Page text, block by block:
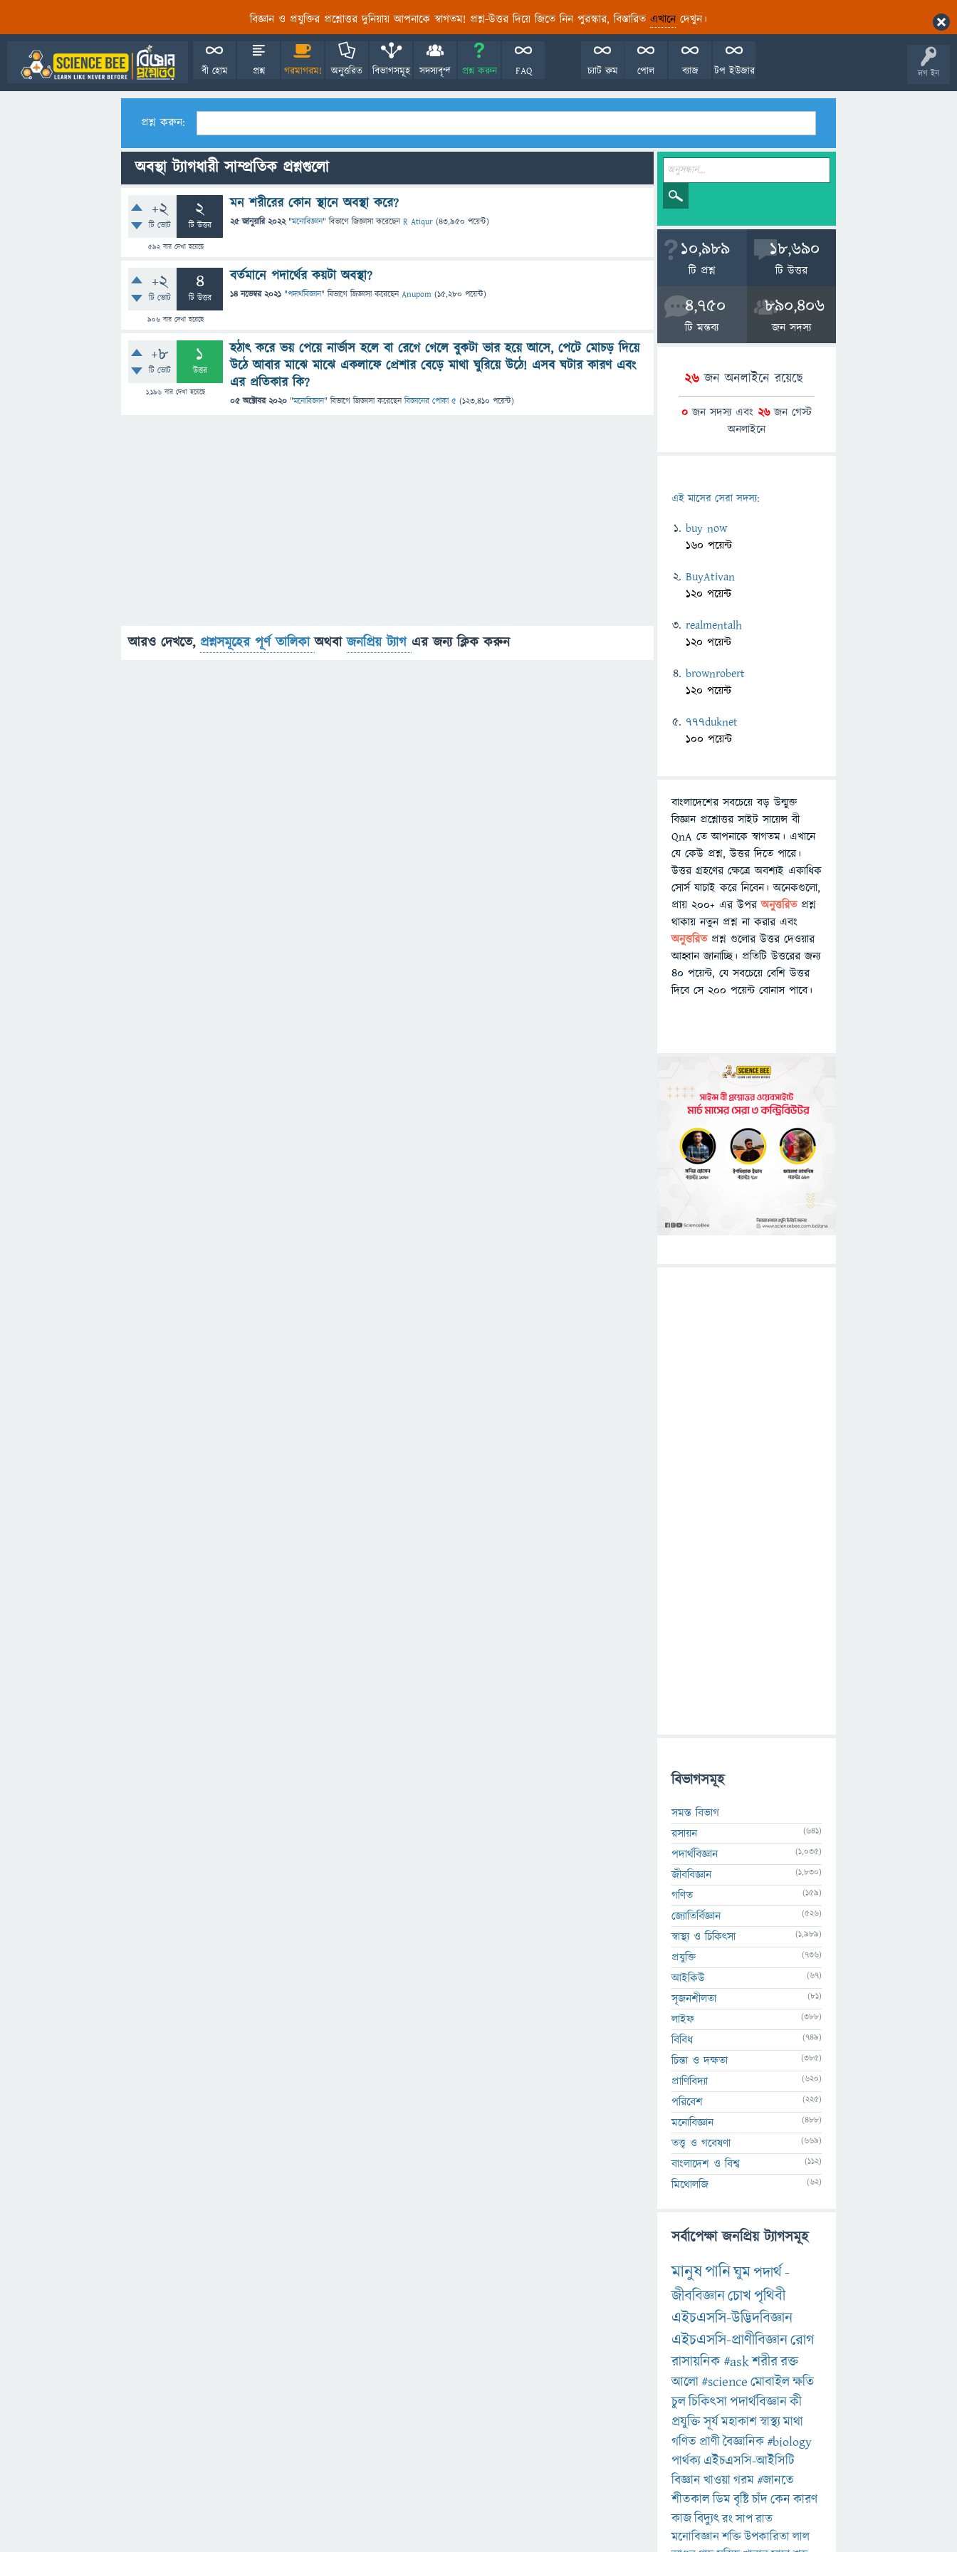
বিজ্ঞান ও প্রযুক্তির প্রশ্নোত্তর দুনিয়ায় আপনাকে স্বাগতম! প্রশ্ন-উত্তর দিয়ে জিতে নিন পুরস্কার, বিস্তারিত এখানেদেখুন।
লগ ইন
বী হোম প্রশ্ন গরমাগরম! অনুত্তরিত বিভাগসমূহ সদস্যবৃন্দ প্রশ্ন করুন FAQ টপ ইউজার
ব্যাজ
পোল
চ্যাট রুম
প্রশ্ন করুন:
অবস্থা ট্যাগধারী সাম্প্রতিক প্রশ্নগুলো
+2
টি ভোট
2
টি উত্তর
592বার দেখা হয়েছে
মন শরীরের কোন স্থানে অবস্থা করে?
25 জানুয়ারি 2022 "মনোবিজ্ঞান" বিভাগে জিজ্ঞাসাকরেছেনR Atiqur (43,950 পয়েন্ট)
+2
টি ভোট
4
টি উত্তর
906 বার দেখা হয়েছে
বর্তমানে পদার্থের কয়টা অবস্থা?
14 নভেম্বর 2021 "পদার্থবিজ্ঞান" বিভাগে জিজ্ঞাসাকরেছেনAnupom (15,280 পয়েন্ট)
+8
টি ভোট
1
উত্তর
1,196 বার দেখা হয়েছে
হঠাৎ করে ভয় পেয়ে নার্ভাস হলে বা রেগে গেলে বুকটা ভার হয়ে আসে, পেটে মোচড় দিয়ে
উঠে আবার মাঝে মাঝে একলাফে প্রেশার বেড়ে মাথা ঘুরিয়ে উঠে! এসব ঘটার কারণ এবং
এর প্রতিকার কি?
05 অক্টোবর 2020 "মনোবিজ্ঞান" বিভাগে জিজ্ঞাসাকরেছেনবিজ্ঞানের পোকা ৫ (123,410 পয়েন্ট)
আরও দেখতে, প্রশ্নসমূহের পূর্ণ তালিকাঅথবাজনপ্রিয় ট্যাগ এর জন্য ক্লিক করুন
10,989
টি প্রশ্ন
18,690
টি উত্তর
4,750
টি মন্তব্য
890,406
জন সদস্য
26 জন অনলাইনে রয়েছে
0 জন সদস্য এবং 26জন গেস্ট
অনলাইনে
এই মাসের সেরা সদস্য:
buy now
160 পয়েন্ট
BuyAtivan
120 পয়েন্ট
realmentalh
120 পয়েন্ট
brownrobert
120 পয়েন্ট
777duknet
100 পয়েন্ট
বাংলাদেশের সবচেয়ে বড় উন্মুক্ত
বিজ্ঞান প্রশ্নোত্তর সাইট সায়েন্স বী
QnA তে আপনাকে স্বাগতম। এখানে
যে কেউ প্রশ্ন, উত্তর দিতে পারে।
উত্তর গ্রহণের ক্ষেত্রে অবশ্যই একাধিক
সোর্স যাচাই করে নিবেন। অনেকগুলো,
প্রায় ২০০+ এর উপরঅনুত্তরিতপ্রশ্ন
থাকায় নতুন প্রশ্ন না করার এবং
অনুত্তরিত প্রশ্ন গুলোর উত্তর দেওয়ার
আহ্বান জানাচ্ছি। প্রতিটি উত্তরের জন্য
৪০ পয়েন্ট, যে সবচেয়ে বেশি উত্তর
দিবে সে ২০০ পয়েন্ট বোনাস পাবে।
বিভাগসমূহ
সমস্ত বিভাগ
রসায়ন
(641)
পদার্থবিজ্ঞান (1,035)
জীববিজ্ঞান (1,830)
গণিত (159)
জ্যোতির্বিজ্ঞান (526)
স্বাস্থ্য ও চিকিৎসা (1,989)
প্রযুক্তি (736)
আইকিউ (67)
সৃজনশীলতা (81)
লাইফ (388)
বিবিধ (749)
চিন্তা ও দক্ষতা (385)
প্রাণিবিদ্যা (620)
পরিবেশ (225)
মনোবিজ্ঞান (488)
তত্ত্ব ও গবেষণা (669)
বাংলাদেশ ও বিশ্ব (112)
মিথোলজি (62)
সর্বাপেক্ষা জনপ্রিয় ট্যাগসমূহ
মানুষপানিঘুমপদার্থ-
জীববিজ্ঞানচোখপৃথিবী
এইচএসসি-উদ্ভিদবিজ্ঞান
এইচএসসি-প্রাণীবিজ্ঞানরোগ
রাসায়নিক#askশরীররক্ত
আলো#scienceমোবাইলক্ষতি
চুলচিকিৎসাপদার্থবিজ্ঞানকী
প্রযুক্তিসূর্যমহাকাশস্বাস্থ্যমাথা
গণিত প্রাণীবৈজ্ঞানিক#biology
পার্থক্য এইচএসসি-আইসিটি
বিজ্ঞানখাওয়াগরম#জানতে
শীতকালডিমবৃষ্টিচাঁদকেনকারণ
কাজবিদ্যুৎরংসাপরাত
মনোবিজ্ঞানশক্তিউপকারিতালাল